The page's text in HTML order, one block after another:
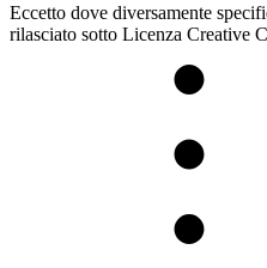
Eccetto dove diversamente
rilasciato sotto Licenza Creative